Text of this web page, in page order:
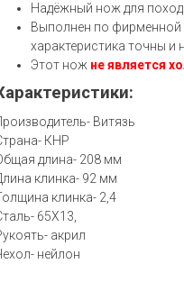
Надёжный нож для
Выполнен по фирменной
характеристика точны
Этот нож не является
Витязь
КНР
длина- 208 мм
клинка- 92 мм
клинка- 2,4
65Х13,
акрил
нейлон